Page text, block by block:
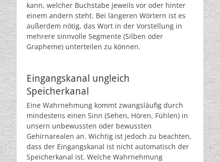
kann, welcher Buchstabe jeweils vor oder hinter
einem andern steht. Bei längeren Wörtern ist es
außerdem nötig, das Wort in der Vorstellung in
mehrere sinnvolle Segmente (Silben oder
Grapheme) unterteilen zu können.
Eingangskanal ungleich
Speicherkanal
Eine Wahrnehmung kommt zwangsläufig durch
mindestens einen Sinn (Sehen, Hören, Fühlen) in
unsern unbewussten oder bewussten
Gehirnarealen an. Wichtig ist jedoch zu beachten,
dass der Eingangskanal ist nicht automatisch der
Speicherkanal ist. Welche Wahrnehmung